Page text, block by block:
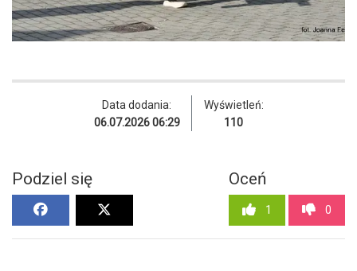
Data dodania:
06.07.2026 06:29
Wyświetleń:
110
Podziel się Oceń
1 0